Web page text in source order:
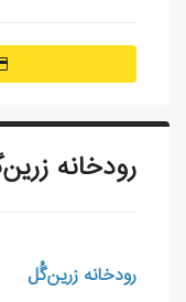
رودخانه
رودخانه